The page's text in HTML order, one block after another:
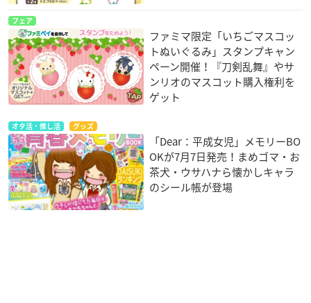
フェア
ファミマ限定「いちごマスコッ
トぬいぐるみ」スタンプキャン
ペーン開催！『刀剣乱舞』やサ
ンリオのマスコット購入権利を
ゲット
オタ活・推し活 グッズ
「Dear：平成女児」メモリーBO
OKが7月7日発売！まめゴマ・お
茶犬・ウサハナら懐かしキャラ
のシール帳が登場